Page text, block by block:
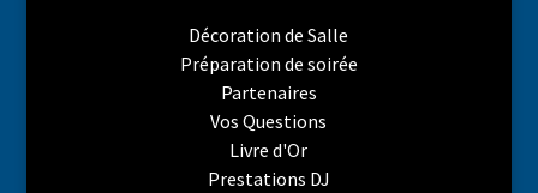
Décoration de Salle
Préparation de soirée
Partenaires
Vos Questions
Livre d'Or
Prestations DJ